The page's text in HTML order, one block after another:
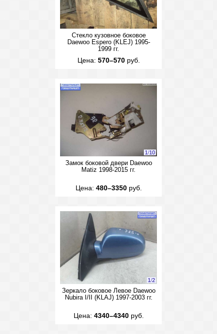
Стекло кузовное боковое
Daewoo Espero (KLEJ) 1995-
1999 гг.
Цена: 570–570руб.
1/10
Замок боковой двери Daewoo
Matiz 1998-2015 гг.
Цена: 480–3350руб.
1/2
Зеркало боковое Левое Daewoo
Nubira I/II (KLAJ) 1997-2003 гг.
Цена: 4340–4340руб.